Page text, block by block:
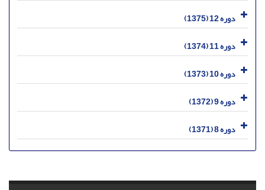
دوره 12 (1375)
دوره 11 (1374)
دوره 10 (1373)
دوره 9 (1372)
دوره 8 (1371)